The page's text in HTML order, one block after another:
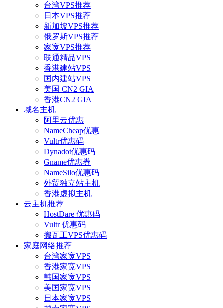
台湾VPS推荐
日本VPS推荐
新加坡VPS推荐
俄罗斯VPS推荐
家宽VPS推荐
联通精品VPS
香港建站VPS
国内建站VPS
美国 CN2 GIA
香港CN2 GIA
域名主机
阿里云优惠
NameCheap优惠
Vultr优惠码
Dynadot优惠码
Gname优惠券
NameSilo优惠码
外贸独立站主机
香港虚拟主机
云主机推荐
HostDare 优惠码
Vultr 优惠码
搬瓦工VPS优惠码
家庭网络推荐
台湾家宽VPS
香港家宽VPS
韩国家宽VPS
美国家宽VPS
日本家宽VPS